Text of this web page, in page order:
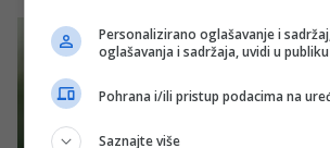
Personalizirano oglašavanje i
oglašavanja i sadržaja, uvidi u
Pohrana i/ili pristup podacima na
Saznajte više